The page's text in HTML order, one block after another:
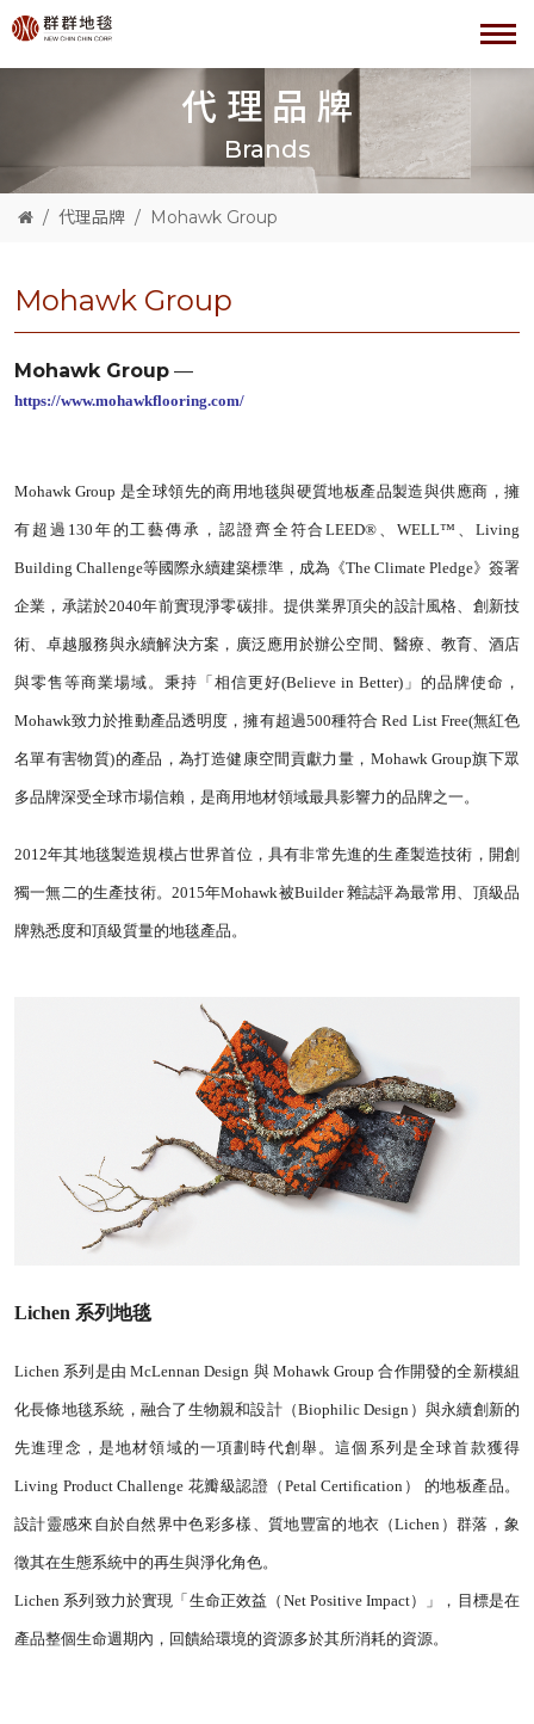
代理品牌
Brands
代理品牌 Mohawk Group
Mohawk Group
Mohawk Group —
https://www.mohawkflooring.com/
Mohawk Group 是全球領先的商用地毯與硬質地板產品製造與供應商，擁
有超過130年的工藝傳承， 認證齊全符合LEED®、WELL™、Living
Building Challenge等國際永續建築標準，成為《The Climate Pledge》簽署
企業，承諾於2040年前實現淨零碳排。提供業界頂尖的設計風格、創新技
術、卓越服務與永續解決方案，廣泛應用於辦公空間、醫療、教育、酒店
與零售等商業場域。秉持「相信更好(Believe in Better)」的品牌使命，
Mohawk致力於推動產品透明度，擁有超過500種符合 Red List Free(無紅色
名單有害物質)的產品，為打造健康空間貢獻力量，Mohawk Group旗下眾
多品牌深受全球市場信賴，是商用地材領域最具影響力的品牌之一。
2012年其地毯製造規模占世界首位，具有非常先進的生產製造技術，開創
獨一無二的生產技術。2015年Mohawk被Builder 雜誌評為最常用、頂級品
牌熟悉度和頂級質量的地毯產品。
Lichen 系列地毯
Lichen 系列是由 McLennan Design 與 Mohawk Group 合作開發的全新模組
化長條地毯系統，融合了生物親和設計（Biophilic Design）與永續創新的
先進理念，是地材領域的一項劃時代創舉。這個系列是全球首款獲得
Living Product Challenge 花瓣級認證（Petal Certification） 的地板產品。
設計靈感來自於自然界中色彩多樣、質地豐富的地衣（Lichen）群落，象
徵其在生態系統中的再生與淨化角色。
Lichen 系列致力於實現「生命正效益（Net Positive Impact）」，目標是在
產品整個生命週期內，回饋給環境的資源多於其所消耗的資源。